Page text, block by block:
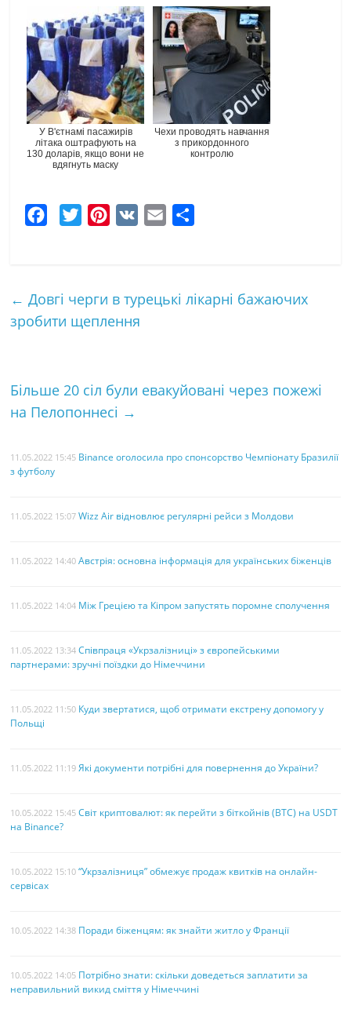
У В'єтнамі пасажирів
літака оштрафують на
130 доларів, якщо вони не
вдягнуть маску
Чехи проводять навчання
з прикордонного
контролю
b
o
t
e
e
r
t
l
к
← Довгі черги в турецькі лікарні бажаючих
зробити щеплення
Більше 20 сіл були евакуйовані через пожежі
на Пелопоннесі →
11.05.2022 15:45 Binance оголосила про спонсорство Чемпіонату Бразилії
з футболу
11.05.2022 15:07 Wizz Air відновлює регулярні рейси з Молдови
11.05.2022 14:40 Австрія: основна інформація для українських біженців
11.05.2022 14:04 Між Грецією та Кіпром запустять поромне сполучення
11.05.2022 13:34 Співпраця «Укрзалізниці» з європейськими
партнерами: зручні поїздки до Німеччини
11.05.2022 11:50 Куди звертатися, щоб отримати екстрену допомогу у
Польщі
11.05.2022 11:19 Які документи потрібні для повернення до України?
10.05.2022 15:45 Світ криптовалют: як перейти з біткойнів (BTC) на USDT
на Binance?
10.05.2022 15:10 “Укрзалізниця” обмежує продаж квитків на онлайн-
сервісах
10.05.2022 14:38 Поради біженцям: як знайти житло у Франції
10.05.2022 14:05 Потрібно знати: скільки доведеться заплатити за
неправильний викид сміття у Німеччині